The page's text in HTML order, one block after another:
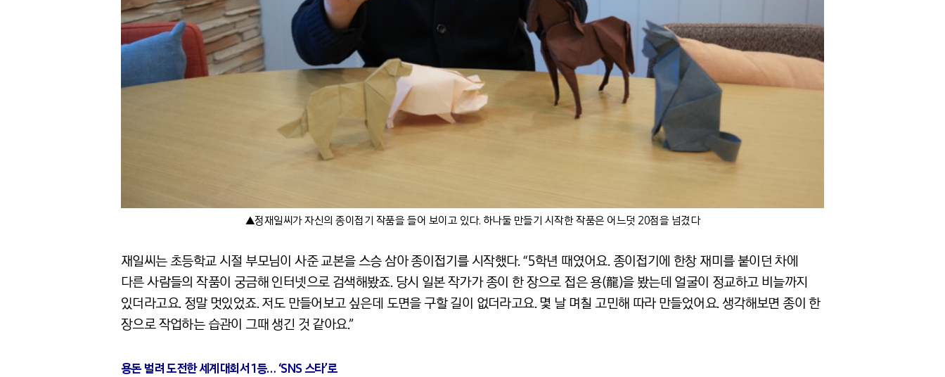
▲정재일씨가 자신의 종이접기 작품을 들어 보이고 있다. 하나둘 만들기 시작한 작품은 어느덧 20점을 넘겼다
재일씨는 초등학교 시절 부모님이 사준 교본을 스승 삼아 종이접기를 시작했다. “5학년 때였어요. 종이접기에 한창 재미를 붙이던 차에
다른 사람들의 작품이 궁금해 인터넷으로 검색해봤죠. 당시 일본 작가가 종이 한 장으로 접은 용(龍)을 봤는데 얼굴이 정교하고 비늘까지
있더라고요. 정말 멋있었죠. 저도 만들어보고 싶은데 도면을 구할 길이 없더라고요. 몇 날 며칠 고민해 따라 만들었어요. 생각해보면 종이 한
장으로 작업하는 습관이 그때 생긴 것 같아요.”
용돈 벌려 도전한 세계대회서 1등… ‘SNS 스타’로